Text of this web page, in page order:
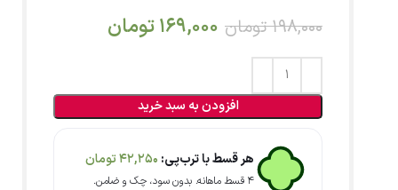
198,000 تومان 169,000تومان
افزودن به سبد خرید
هر قسط با ترب‌پی: 42,250تومان
۴ قسط ماهانه. بدون سود، چک و ضامن.